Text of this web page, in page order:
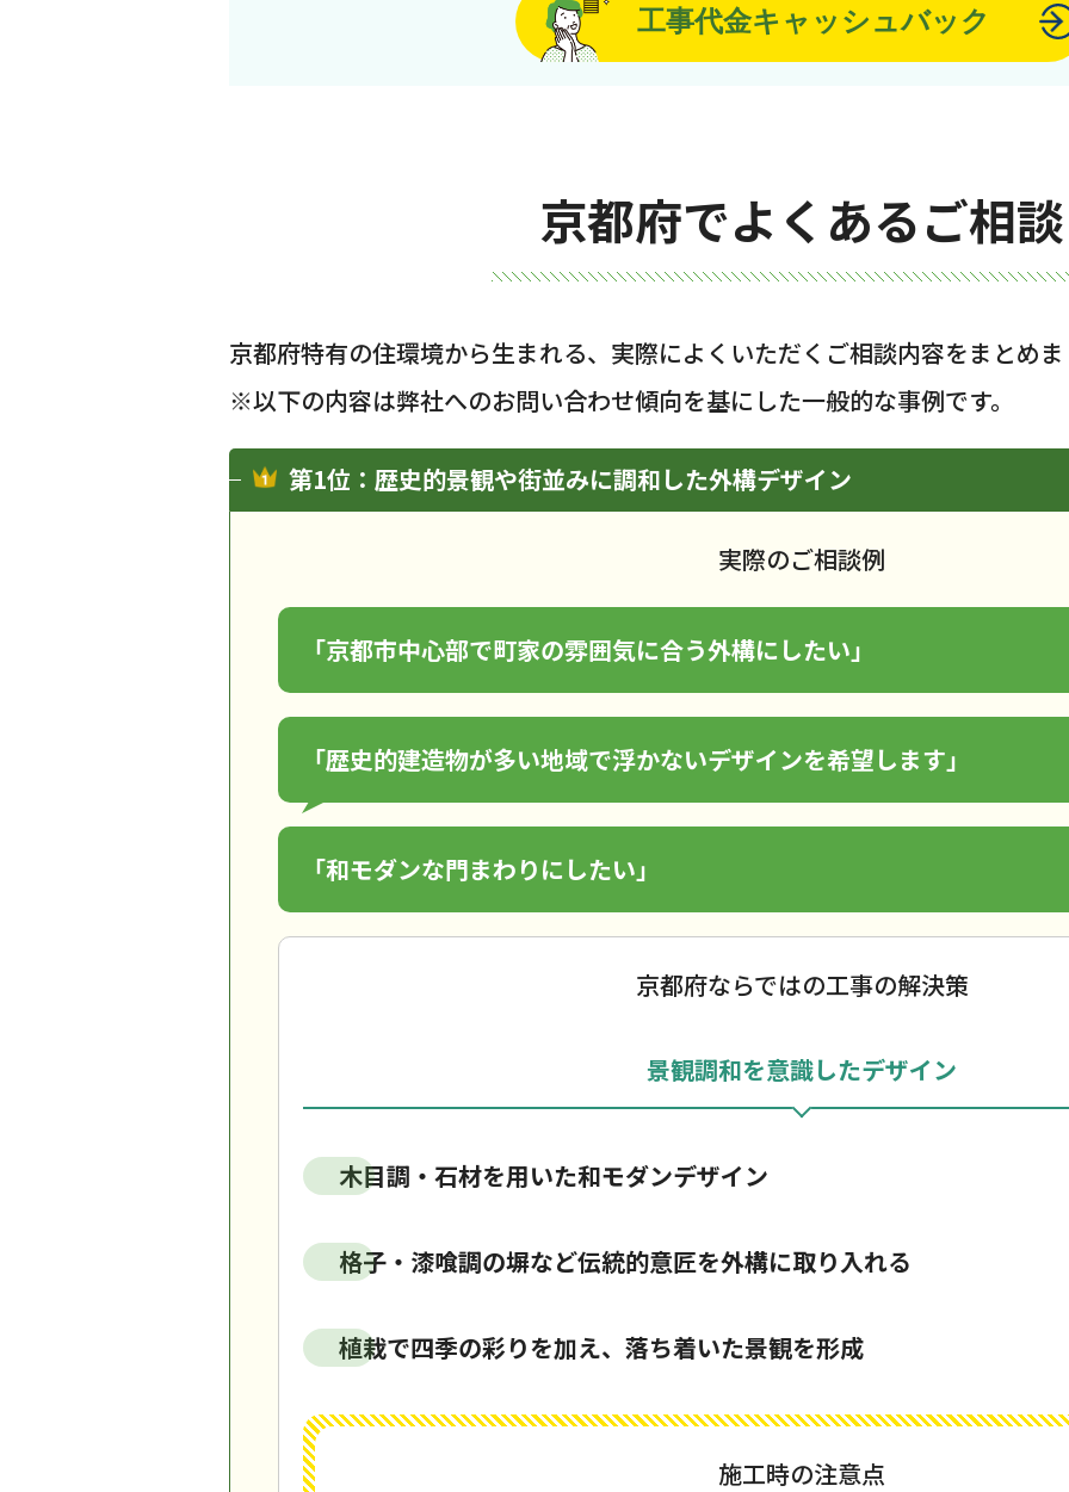
工事代金キャッシュバック
京都府でよくあるご相談
京都府特有の住環境から生まれる、実際によくいただくご相談内容をまとめ
※以下の内容は弊社へのお問い合わせ傾向を基にした一般的な事例です。
第1位：歴史的景観や街並みに調和した外構デザイン
実際のご相談例
「京都市中心部で町家の雰囲気に合う外構にしたい」
「歴史的建造物が多い地域で浮かないデザインを希望します」
「和モダンな門まわりにしたい」
京都府ならではの工事の解決策
景観調和を意識したデザイン
木目調・石材を用いた和モダンデザイン
格子・漆喰調の塀など伝統的意匠を外構に取り入れる
植栽で四季の彩りを加え、落ち着いた景観を形成
施工時の注意点